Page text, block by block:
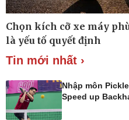
Ô tô - Xe máy
Chọn kích cỡ xe máy
là yếu tố quyết định
Tin mới nhất ›
Nhập môn
Speed up